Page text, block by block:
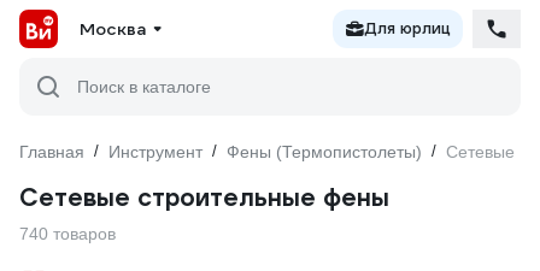
Москва Для юрлиц
Поиск в каталоге
Главная / Инструмент / Фены (Термопистолеты) / Сетевые
Сетевые строительные фены
740 товаров